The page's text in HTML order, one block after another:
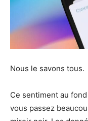
Nous le savons tous.
Ce sentiment au
vous passez